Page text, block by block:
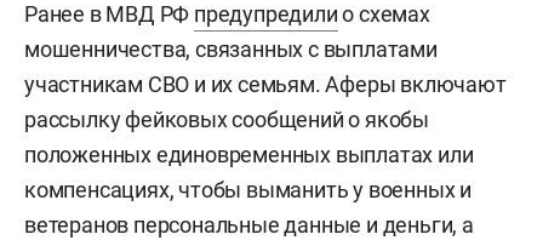
Ранее в МВД РФ предупредилио схемах
мошенничества, связанных с выплатами
участникам СВО и их семьям. Аферы включают
рассылку фейковых сообщений о якобы
положенных единовременных выплатах или
компенсациях, чтобы выманить у военных и
ветеранов персональные данные и деньги, а